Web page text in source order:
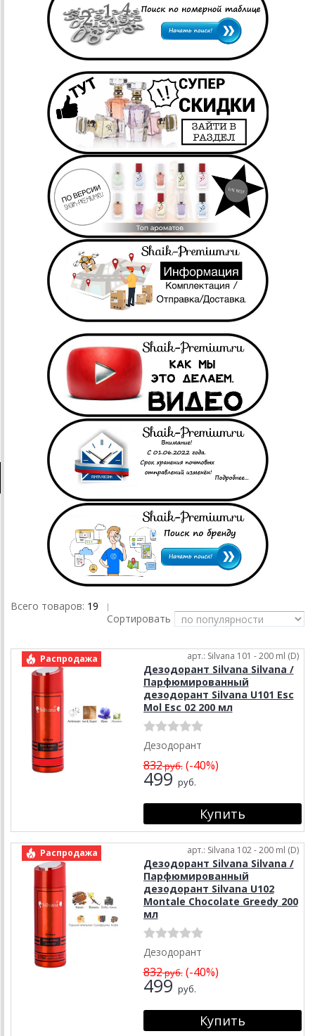
Всего товаров: 19 |
Сортировать
Распродажа арт.: Silvana 101 - 200 ml (D)
Дезодорант Silvana Silvana /
Парфюмированный
дезодорант Silvana U101 Esc
Mol Esc 02 200 мл
Дезодорант
832руб.(-40%)
499 руб.
Распродажа арт.: Silvana 102 - 200 ml (D)
Дезодорант Silvana Silvana /
Парфюмированный
дезодорант Silvana U102
Montale Chocolate Greedy 200
мл
Дезодорант
832руб.(-40%)
499 руб.